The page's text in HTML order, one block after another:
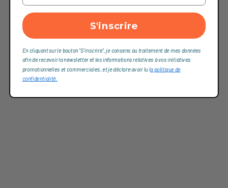
S'inscrire
En cliquant sur le bouton "S'inscrire", je consens au traitement de mes données
afin de recevoir la newsletter et les informations relatives à vos initiatives
promotionnelles et commerciales, et je déclare avoir lu la politique de
confidentialité,